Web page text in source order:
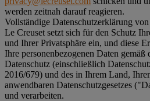
werden zeitnah darauf reagieren.
Vollständige Datenschutzerklärung
Le Creuset setzt sich für den Schutz
und Ihrer Privatsphäre ein, und diese
Ihre personenbezogenen Daten
Datenschutz (einschließlich
2016/679) und des in Ihrem Land,
anwendbaren Datenschutzgesetzes ("
und verarbeiten.